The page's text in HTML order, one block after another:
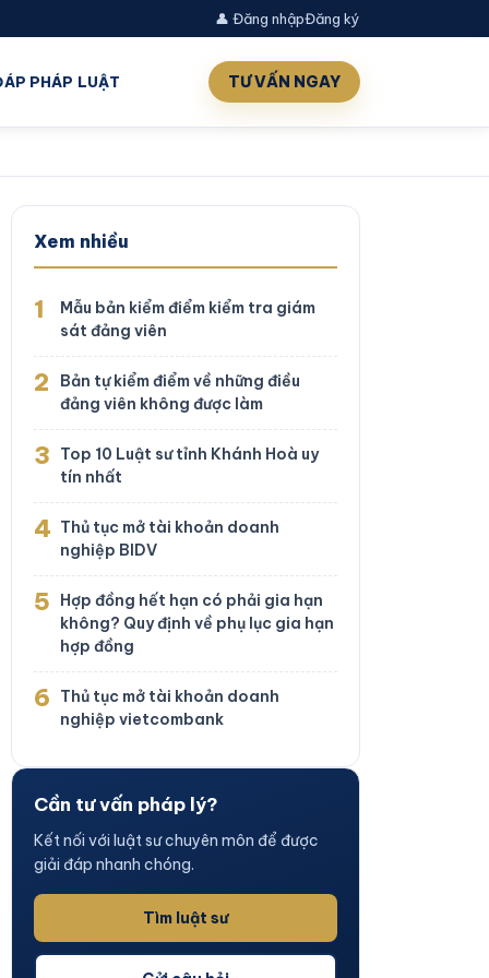
👤 Đăng nhậpĐăng ký
PHÁP LUẬT TƯ VẤN NGAY
Xem nhiều
1
Mẫu bản kiểm điểm kiểm tra giám
sát đảng viên
2
Bản tự kiểm điểm về những điều
đảng viên không được làm
3
Top 10 Luật sư tỉnh Khánh Hoà uy
tín nhất
4 Thủ tục mở tài khoản doanh
nghiệp BIDV
5
Hợp đồng hết hạn có phải gia hạn
không? Quy định về phụ lục gia hạn
hợp đồng
6
Thủ tục mở tài khoản doanh
nghiệp vietcombank
Cần tư vấn pháp lý?
Kết nối với luật sư chuyên môn để được
giải đáp nhanh chóng.
Tìm luật sư